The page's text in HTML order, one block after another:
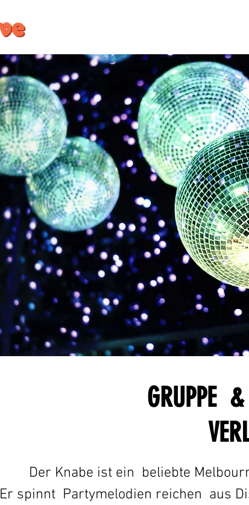
GRUPPE
Der Knabe ist ein beliebte
Er spinnt Partymelodien reichen aus